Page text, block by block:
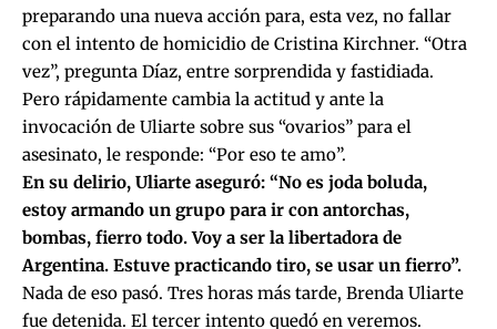
preparando una nueva acción para, esta vez, no fallar
con el intento de homicidio de Cristina Kirchner. “Otra
vez”, pregunta Díaz, entre sorprendida y fastidiada.
Pero rápidamente cambia la actitud y ante la
invocación de Uliarte sobre sus “ovarios” para el
asesinato, le responde: “Por eso te amo”.
En su delirio, Uliarte aseguró: “No es joda boluda,
estoy armando un grupo para ir con antorchas,
bombas, fierro todo. Voy a ser la libertadora de
Argentina. Estuve practicando tiro, se usar un fierro”.
Nada de eso pasó. Tres horas más tarde, Brenda Uliarte
fue detenida. El tercer intento quedó en veremos.